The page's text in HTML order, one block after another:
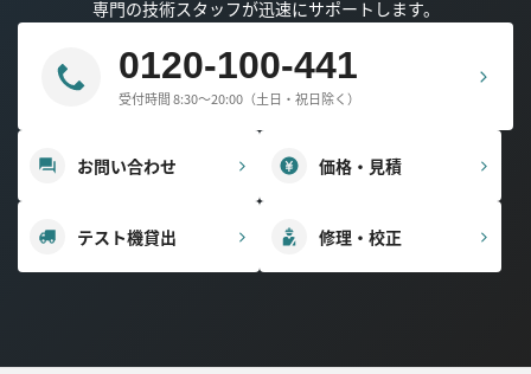
専門の技術スタッフが迅速にサポートします。
0120-100-441
受付時間 8:30～20:00（土日・祝日除く）
お問い合わせ 価格・見積
テスト機貸出 修理・校正